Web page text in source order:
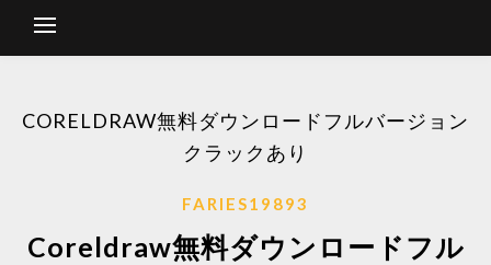
CORELDRAW無料ダウンロードフルバージョン
クラックあり
FARIES19893
Coreldraw無料ダウンロードフル